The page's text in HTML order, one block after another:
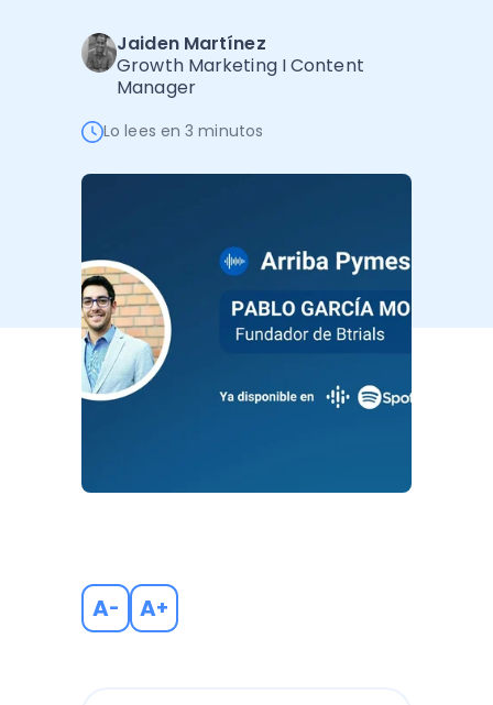
Administración Empresarial
Software Factura y Administración
Jaiden Martínez
Growth Marketing I Content
Manager
Lo lees en 3 minutos
A- A+